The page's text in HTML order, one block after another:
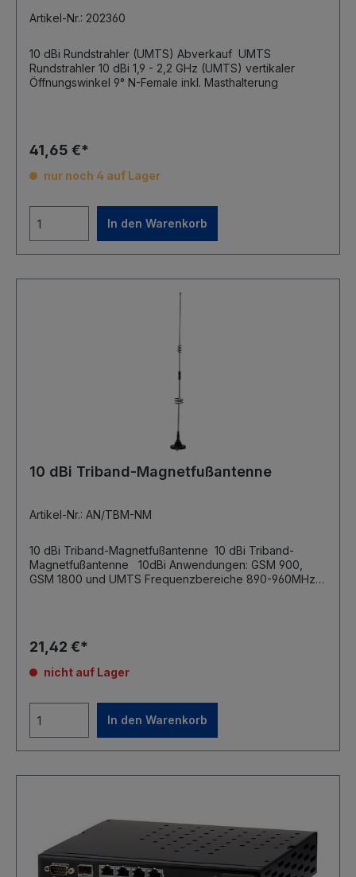
Artikel-Nr.: 202360
10 dBi Rundstrahler (UMTS) Abverkauf UMTS
Rundstrahler 10 dBi 1,9 - 2,2 GHz (UMTS) vertikaler
41,65 €*
nur noch 4 auf Lager
In den Warenkorb
10 dBi Triband-Magnetfußantenne
Artikel-Nr.: AN/TBM-NM
10 dBi Triband-Magnetfußantenne 10 dBi Triband-
Magnetfußantenne 10dBi Anwendungen: GSM 900,
GSM 1800 und UMTS Frequenzbereiche 890-960MHz
21,42 €*
nicht auf Lager
In den Warenkorb